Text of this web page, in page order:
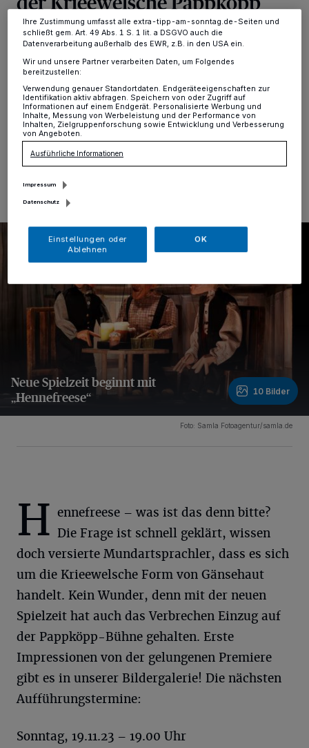
feiert Premiere
Die neue Spielzeit der Krieewelsche Pappköpp hat
begonnen: „Hennefreese“ heißt das neue Programm,
das am Samstagabend Premiere hatte. Erste
Impressionen gibt’s in unserer Bildergalerie.
18.11.2023 , 22:22 Uhr
Neue Spielzeit beginnt mit
„Hennefreese“
10 Bilder
Foto: Samla Fotoagentur/samla.de
H ennefreese – was ist das denn bitte?
Die Frage ist schnell geklärt, wissen
doch versierte Mundartsprachler, dass es sich
um die Krieewelsche Form von Gänsehaut
handelt. Kein Wunder, denn mit der neuen
Spielzeit hat auch das Verbrechen Einzug auf
der Pappköpp-Bühne gehalten. Erste
Impressionen von der gelungenen Premiere
gibt es in unserer Bildergalerie! Die nächsten
Aufführungstermine:
Sonntag, 19.11.23 – 19.00 Uhr
Informationen finden Sie in unserer Datenschutzerklärung.
Ihre Zustimmung umfasst alle extra-tipp-am-sonntag.de-Seiten und
schließt gem. Art. 49 Abs. 1 S. 1 lit. a DSGVO auch die
Datenverarbeitung außerhalb des EWR, z.B. in den USA ein.
Wir und unsere Partner verarbeiten Daten, um Folgendes
bereitzustellen:
Verwendung genauer Standortdaten. Endgeräteeigenschaften zur
Identifikation aktiv abfragen. Speichern von oder Zugriff auf
Informationen auf einem Endgerät. Personalisierte Werbung und
Inhalte, Messung von Werbeleistung und der Performance von
Inhalten, Zielgruppenforschung sowie Entwicklung und Verbesserung
von Angeboten.
Ausführliche Informationen
Impressum
Datenschutz
Einstellungen oder
Ablehnen
OK